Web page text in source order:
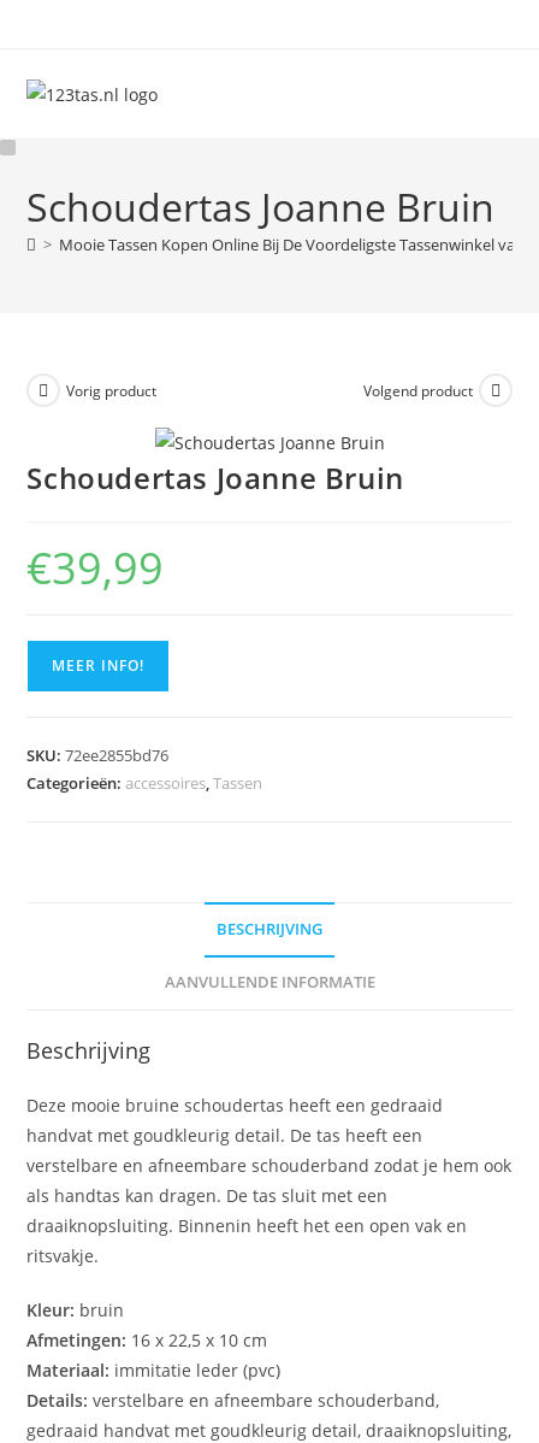
inhoud
Schoudertas Joanne Bruin
> Mooie Tassen Kopen Online Bij De Voordeligste Tassenwinkel van
Vorig product Volgend product
Schoudertas Joanne Bruin
€39,99
MEER INFO!
SKU:72ee2855bd76
Categorieën:accessoires,Tassen
BESCHRIJVING
AANVULLENDE INFORMATIE
Beschrijving
Deze mooie bruine schoudertas heeft een gedraaid
handvat met goudkleurig detail. De tas heeft een
verstelbare en afneembare schouderband zodat je hem ook
als handtas kan dragen. De tas sluit met een
draaiknopsluiting. Binnenin heeft het een open vak en
ritsvakje.
Kleur: bruin
Afmetingen: 16 x 22,5 x 10 cm
Materiaal: immitatie leder (pvc)
Details: verstelbare en afneembare schouderband,
gedraaid handvat met goudkleurig detail, draaiknopsluiting,